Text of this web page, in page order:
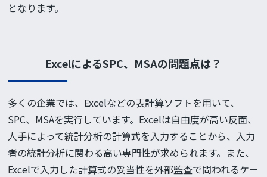
となります。
ExcelによるSPC、MSAの問題点は？
多くの企業では、Excelなどの表計算ソフトを用いて、
SPC、MSAを実行しています。Excelは自由度が高い反面、
人手によって統計分析の計算式を入力することから、入力
者の統計分析に関わる高い専門性が求められます。また、
Excelで入力した計算式の妥当性を外部監査で問われるケー